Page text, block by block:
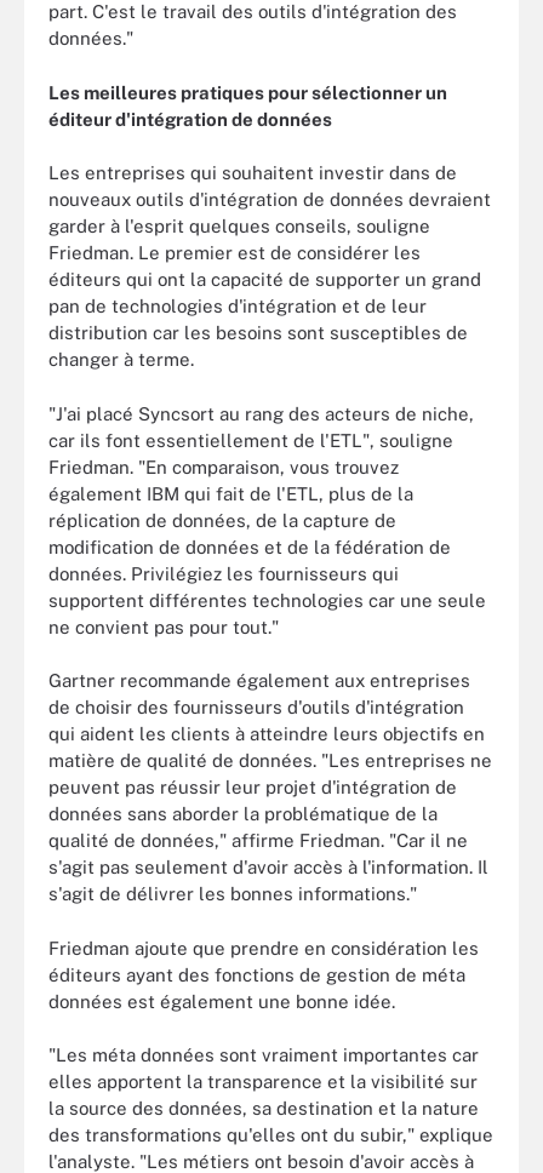
part. C'est le travail des outils d'intégration des
données."
Les meilleures pratiques pour sélectionner un
éditeur d'intégration de données
Les entreprises qui souhaitent investir dans de
nouveaux outils d'intégration de données devraient
garder à l'esprit quelques conseils, souligne
Friedman. Le premier est de considérer les
éditeurs qui ont la capacité de supporter un grand
pan de technologies d'intégration et de leur
distribution car les besoins sont susceptibles de
changer à terme.
"J'ai placé Syncsort au rang des acteurs de niche,
car ils font essentiellement de l'ETL", souligne
Friedman. "En comparaison, vous trouvez
également IBM qui fait de l'ETL, plus de la
réplication de données, de la capture de
modification de données et de la fédération de
données. Privilégiez les fournisseurs qui
supportent différentes technologies car une seule
ne convient pas pour tout."
Gartner recommande également aux entreprises
de choisir des fournisseurs d'outils d'intégration
qui aident les clients à atteindre leurs objectifs en
matière de qualité de données. "Les entreprises ne
peuvent pas réussir leur projet d'intégration de
données sans aborder la problématique de la
qualité de données," affirme Friedman. "Car il ne
s'agit pas seulement d'avoir accès à l'information. Il
s'agit de délivrer les bonnes informations."
Friedman ajoute que prendre en considération les
éditeurs ayant des fonctions de gestion de méta
données est également une bonne idée.
"Les méta données sont vraiment importantes car
elles apportent la transparence et la visibilité sur
la source des données, sa destination et la nature
des transformations qu'elles ont du subir," explique
l'analyste. "Les métiers ont besoin d'avoir accès à